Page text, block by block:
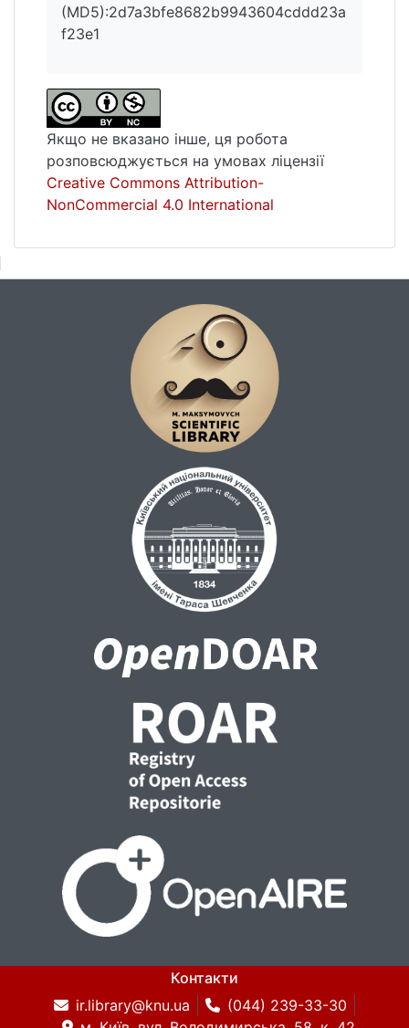
(MD5):2d7a3bfe8682b9943604cddd23a
f23e1
Якщо не вказано інше, ця робота
розповсюджується на умовах ліцензії
Creative Commons Attribution-
NonCommercial 4.0 International
Контакти
ir.library@knu.ua
(044) 239-33-30